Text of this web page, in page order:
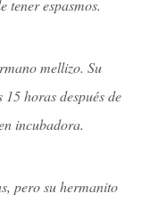
tener espasmos.
mellizo. Su
15 horas después de
incubadora.
pero su hermanito